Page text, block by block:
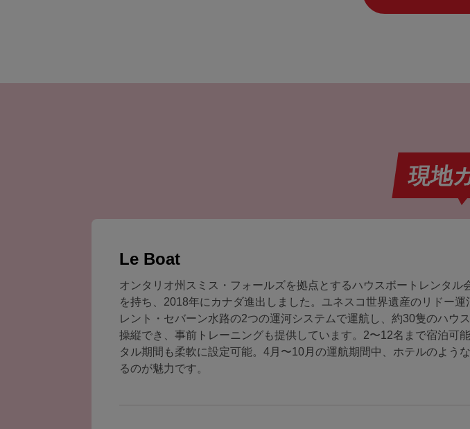
現地
Le Boat
オンタリオ州スミス・フォールズを拠点とするハウスボートレンタル
を持ち、2018年にカナダ進出しました。ユネスコ世界遺産のリドー
レント・セバーン水路の2つの運河システムで運航し、約30隻のハウ
操縦でき、事前トレーニングも提供しています。2〜12名まで宿泊可
タル期間も柔軟に設定可能。4月〜10月の運航期間中、ホテルのよう
るのが魅力です。